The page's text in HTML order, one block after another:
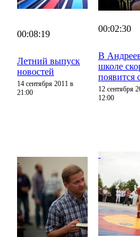
00:08:19
Летний выпуск
новостей
14 сентября 2011 в
21:00
00:02:30
В
школе
появится
12 сентября
12:00